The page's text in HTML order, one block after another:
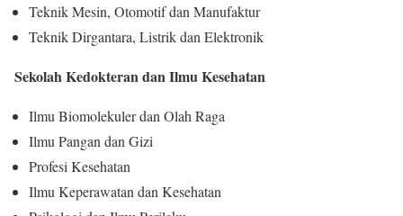
Teknik Mesin, Otomotif dan Manufaktur
Teknik Dirgantara, Listrik dan Elektronik
Sekolah Kedokteran dan Ilmu Kesehatan
Ilmu Biomolekuler dan Olah Raga
Ilmu Pangan dan Gizi
Profesi Kesehatan
Ilmu Keperawatan dan Kesehatan